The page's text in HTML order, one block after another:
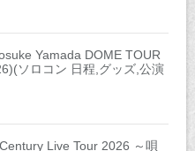
Yamada DOME TOUR
ソロコン 日程,グッズ,公演
Live Tour 2026 ～唄